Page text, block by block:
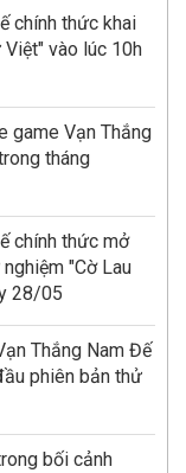
chính thức khai
vào lúc 10h
game Vạn Thắng
tháng
chính thức mở
"Cờ Lau
28/05
Thắng Nam Đế
phiên bản thử
bối cảnh